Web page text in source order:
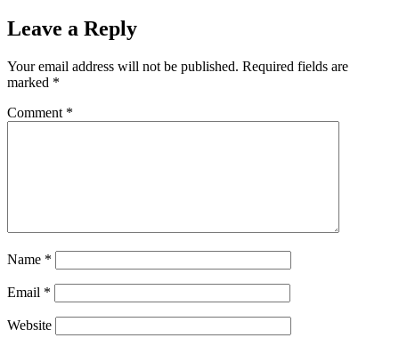
Leave a Reply
Your email address will not be published. Required fields are
marked *
Comment *
Name *
Email *
Website